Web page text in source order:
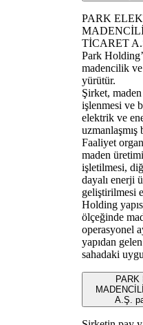
PARK
TİCARET
Park
madencilik
yürütür.
Şirket, maden
işlenmesi ve
elektrik ve
uzmanlaşmış
Faaliyet
maden
işletilmesi,
dayalı enerji
geliştirilmesi
Holding
ölçeğinde
operasyonel
yapıdan
sahadaki
PARK
A.Ş.